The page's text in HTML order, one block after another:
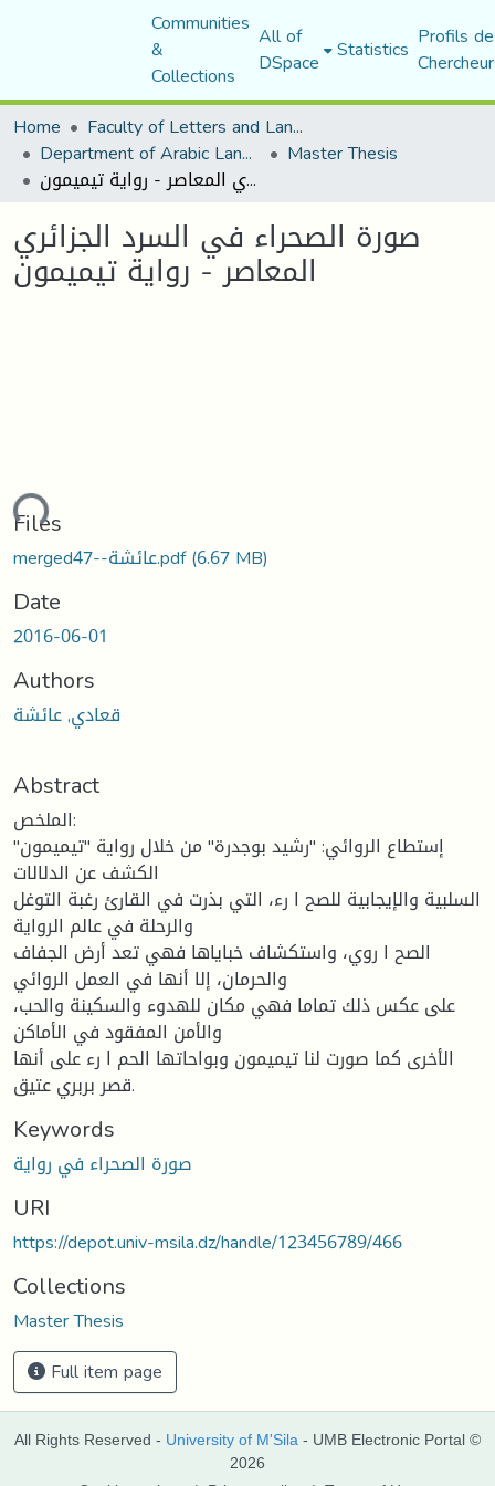
Communities
&
Collections
All of
DSpace Statistics Profils
Home
Faculty of Letters and Languages
Department of Arabic Language and Literature Master Thesis
صورة الصحراء في السرد الجزائري المعاصر - رواية تيميمون
صورة الصحراء في السرد الجزائري
المعاصر - رواية تيميمون
Files
mergedعائشة--47.pdf(6.67 MB)
Date
2016-06-01
Authors
قعادي, عائشة
Abstract
الملخص:
إستطاع الروائي: "رشيد بوجدرة" من خلال رواية "تيميمون"
الكشف عن الدلالات
السلبية والإيجابية للصح ا رء، التي بذرت في القارئ رغبة التوغل
والرحلة في عالم الرواية
الصح ا روي، واستكشاف خباياها فهي تعد أرض الجفاف
والحرمان، إلا أنها في العمل الروائي
على عكس ذلك تماما فهي مكان للهدوء والسكينة والحب،
والأمن المفقود في الأماكن
الأخرى كما صورت لنا تيميمون وبواحاتها الحم ا رء على أنها
قصر بربري عتيق.
Keywords
صورة الصحراء في رواية
URI
https://depot.univ-msila.dz/handle/123456789/466
Collections
Master Thesis
Full item page
All Rights Reserved - University of M'Sila - UMB Electronic Portal ©
2026